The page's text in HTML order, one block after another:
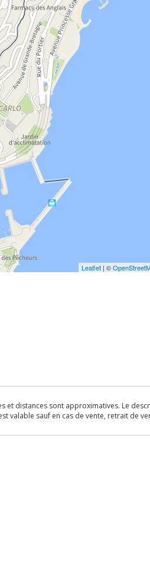
Leaflet | ©
distances sont approximatives. Le
sauf en cas de vente, retrait de